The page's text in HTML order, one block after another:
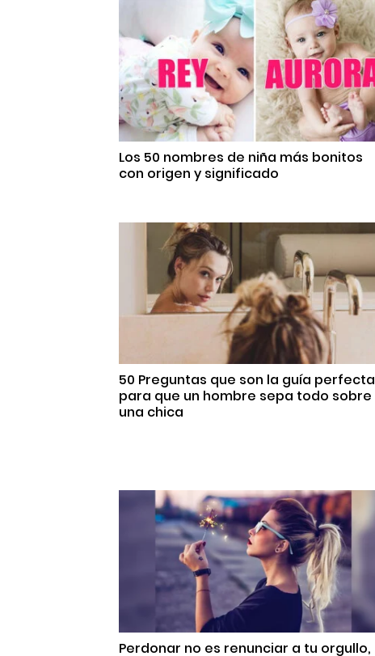
Los 50 nombres de niña más bonitos
con origen y significado
50 Preguntas que son la guía perfecta
para que un hombre sepa todo sobre
una chica
Perdonar no es renunciar a tu orgullo,